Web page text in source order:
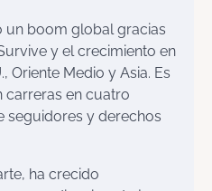
un boom global gracias
y el crecimiento en
Oriente Medio y Asia. Es
en cuatro
seguidores y derechos
ha crecido